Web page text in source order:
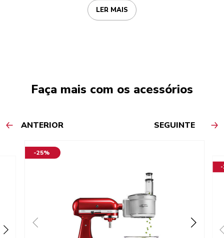
LER MAIS
Faça mais com os acessórios
ANTERIOR SEGUINTE
-25%
-